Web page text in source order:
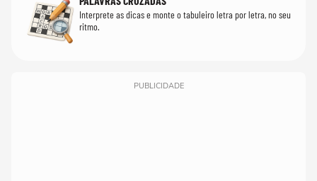
Interprete as dicas e monte o tabuleiro letra por letra, no seu
ritmo.
PUBLICIDADE